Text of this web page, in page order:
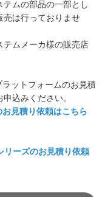
ムの部品の一部とし
売は行っておりませ
テムメーカ様の販売店
ットフォームのお見積
込みください。
見積り依頼はこちら
リーズのお見積り依頼